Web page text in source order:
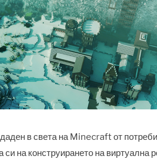
в света на Minecraft от
на конструирането на виртуална